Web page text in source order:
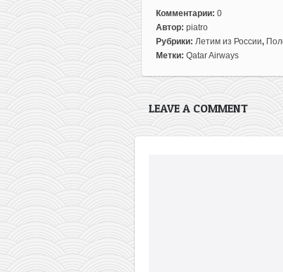
Комментарии: 0
Автор: piatro
Рубрики: Летим из России,
Метки: Qatar Airways
LEAVE A COMMENT